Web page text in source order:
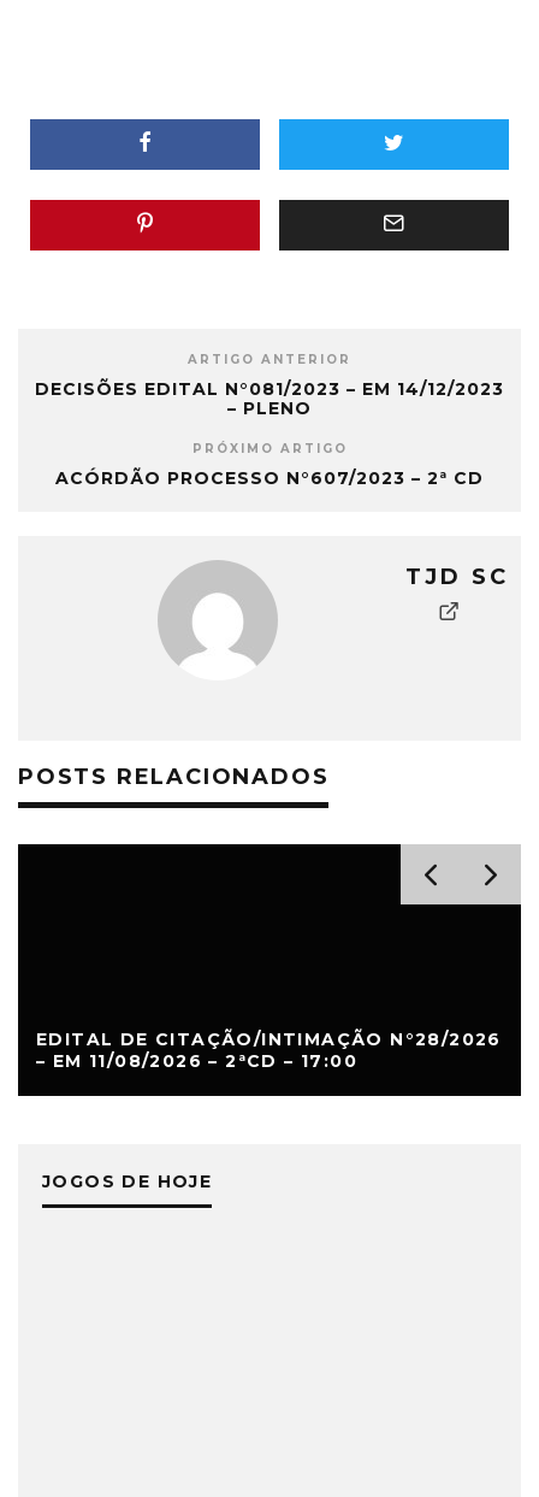
ARTIGO ANTERIOR
DECISÕES EDITAL N°081/2023 – EM 14/12/2023
– PLENO
PRÓXIMO ARTIGO
ACÓRDÃO PROCESSO N°607/2023 – 2ª CD
TJD SC
POSTS RELACIONADOS
EDITAL DE CITAÇÃO/INTIMAÇÃO N°28/2026
– EM 11/08/2026 – 2ªCD – 17:00
JOGOS DE HOJE